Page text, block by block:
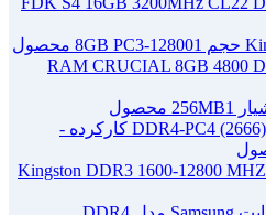
1 محصول
1 محصول
رم لپ تاپ 4 گیگ DDR4-PC4 (2666) کارکرده -
رم لپ تاپ 4 گیگ Kingston DDR3 1600-12800 MHZ